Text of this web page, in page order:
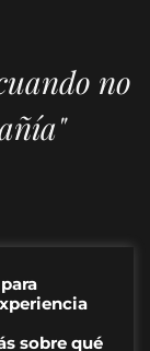
no
sobre qué